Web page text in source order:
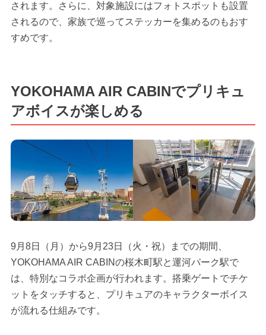
されます。さらに、対象施設にはフォトスポットも設置
されるので、家族で巡ってステッカーを集めるのもおす
すめです。
YOKOHAMA AIR CABINでプリキュ
アボイスが楽しめる
9月8日（月）から9月23日（火・祝）までの期間、
YOKOHAMA AIR CABINの桜木町駅と運河パーク駅で
は、特別なコラボ企画が行われます。搭乗ゲートでチケ
ットをタッチすると、プリキュアのキャラクターボイス
が流れる仕組みです。